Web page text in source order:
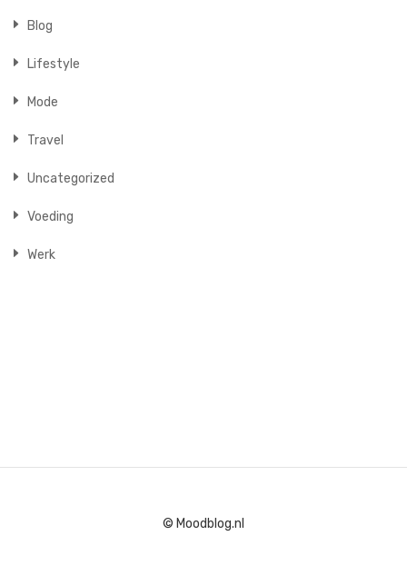
Blog
Lifestyle
Mode
Travel
Uncategorized
Voeding
Werk
© Moodblog.nl